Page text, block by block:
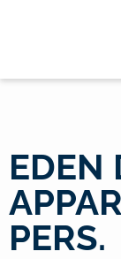
EDEN
PERS.